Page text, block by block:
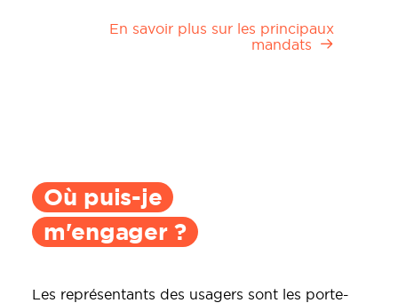
En savoir plus sur les principaux
mandats
Où puis-je
m'engager ?
Les représentants des usagers sont les porte-